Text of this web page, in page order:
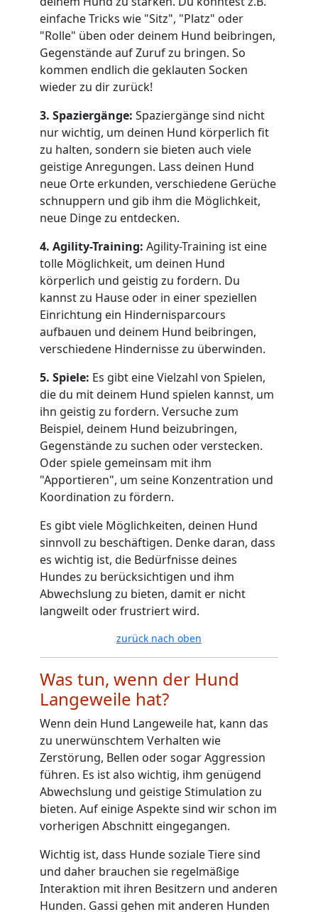
einfache Tricks wie "Sitz", "Platz" oder
"Rolle" üben oder deinem Hund beibringen,
Gegenstände auf Zuruf zu bringen. So
kommen endlich die geklauten Socken
wieder zu dir zurück!
3. Spaziergänge: Spaziergänge sind nicht
nur wichtig, um deinen Hund körperlich fit
zu halten, sondern sie bieten auch viele
geistige Anregungen. Lass deinen Hund
neue Orte erkunden, verschiedene Gerüche
schnuppern und gib ihm die Möglichkeit,
neue Dinge zu entdecken.
4. Agility-Training: Agility-Training ist eine
tolle Möglichkeit, um deinen Hund
körperlich und geistig zu fordern. Du
kannst zu Hause oder in einer speziellen
Einrichtung ein Hindernisparcours
aufbauen und deinem Hund beibringen,
verschiedene Hindernisse zu überwinden.
5. Spiele: Es gibt eine Vielzahl von Spielen,
die du mit deinem Hund spielen kannst, um
ihn geistig zu fordern. Versuche zum
Beispiel, deinem Hund beizubringen,
Gegenstände zu suchen oder verstecken.
Oder spiele gemeinsam mit ihm
"Apportieren", um seine Konzentration und
Koordination zu fördern.
Es gibt viele Möglichkeiten, deinen Hund
sinnvoll zu beschäftigen. Denke daran, dass
es wichtig ist, die Bedürfnisse deines
Hundes zu berücksichtigen und ihm
Abwechslung zu bieten, damit er nicht
langweilt oder frustriert wird.
zurück nach oben
Was tun, wenn der Hund
Langeweile hat?
Wenn dein Hund Langeweile hat, kann das
zu unerwünschtem Verhalten wie
Zerstörung, Bellen oder sogar Aggression
führen. Es ist also wichtig, ihm genügend
Abwechslung und geistige Stimulation zu
bieten. Auf einige Aspekte sind wir schon im
vorherigen Abschnitt eingegangen.
Wichtig ist, dass Hunde soziale Tiere sind
und daher brauchen sie regelmäßige
Interaktion mit ihren Besitzern und anderen
Hunden. Gassi gehen mit anderen Hunden